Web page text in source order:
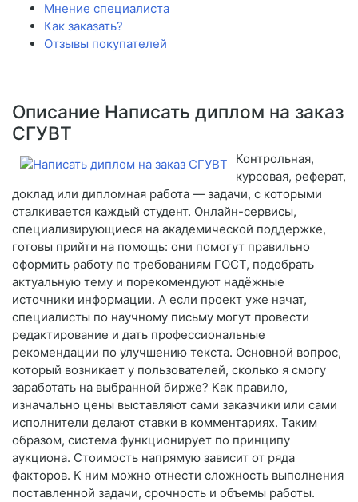
Мнение специалиста
Как заказать?
Отзывы покупателей
Описание Написать диплом на заказ
СГУВТ
Контрольная,
курсовая, реферат,
доклад или дипломная работа — задачи, с которыми
сталкивается каждый студент. Онлайн-сервисы,
специализирующиеся на академической поддержке,
готовы прийти на помощь: они помогут правильно
оформить работу по требованиям ГОСТ, подобрать
актуальную тему и порекомендуют надёжные
источники информации. А если проект уже начат,
специалисты по научному письму могут провести
редактирование и дать профессиональные
рекомендации по улучшению текста. Основной вопрос,
который возникает у пользователей, сколько я смогу
заработать на выбранной бирже? Как правило,
изначально цены выставляют сами заказчики или сами
исполнители делают ставки в комментариях. Таким
образом, система функционирует по принципу
аукциона. Стоимость напрямую зависит от ряда
факторов. К ним можно отнести сложность выполнения
поставленной задачи, срочность и объемы работы.